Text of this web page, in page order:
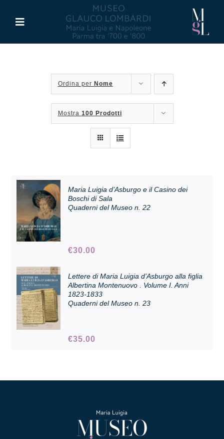
contenuto
Toggle
Maria Luigia d’Asburgo
Attività
Pubblicazioni
Contatti e biglietti
Accessibilità
Ordina per Nome
Mostra 100 Prodotti
Maria Luigia d’Asburgo e il Casino dei
Boschi di Sala
Quaderni del Museo n. 22
€30.00
Lettere di Maria Luigia d’Asburgo alla figlia
Albertina Montenuovo . Volume I. Anni
1823-1833
Quaderni del Museo n. 23
€35.00